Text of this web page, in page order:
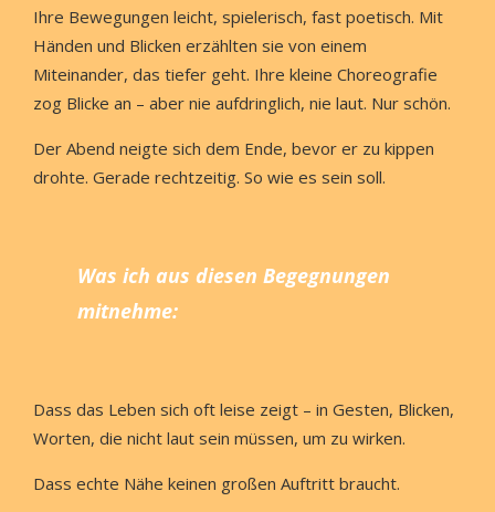
Ihre Bewegungen leicht, spielerisch, fast poetisch. Mit
Händen und Blicken erzählten sie von einem
Miteinander, das tiefer geht. Ihre kleine Choreografie
zog Blicke an – aber nie aufdringlich, nie laut. Nur schön.
Der Abend neigte sich dem Ende, bevor er zu kippen
drohte. Gerade rechtzeitig. So wie es sein soll.
Was ich aus diesen Begegnungen
mitnehme:
Dass das Leben sich oft leise zeigt – in Gesten, Blicken,
Worten, die nicht laut sein müssen, um zu wirken.
Dass echte Nähe keinen großen Auftritt braucht.